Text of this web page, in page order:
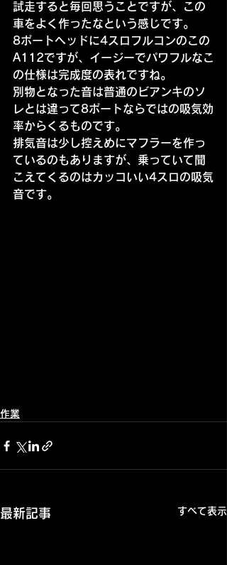
試走すると毎回思うことですが、この
車をよく作ったなという感じです。
8ポートヘッドに4スロフルコンのこの
A112ですが、イージーでパワフルなこ
の仕様は完成度の表れですね。
別物となった音は普通のビアンキのソ
レとは違って8ポートならではの吸気効
率からくるものです。
排気音は少し控えめにマフラーを作っ
ているのもありますが、乗っていて聞
こえてくるのはカッコいい4スロの吸気
音です。
作業
最新記事 すべて表示